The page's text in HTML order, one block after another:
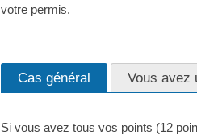
votre permis.
Cas général Vous avez
Si vous avez tous vos points (12